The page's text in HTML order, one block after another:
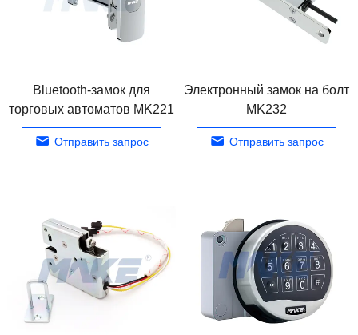
Bluetooth-замок для
торговых автоматов MK221
Отправить запрос
Электронный замок на болт
MK232
Отправить запрос